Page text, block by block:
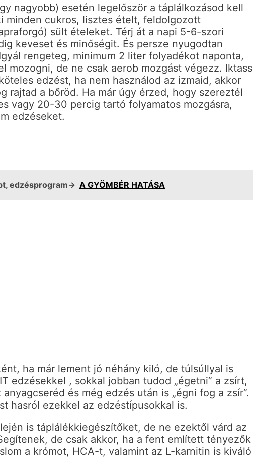
nagyobb) esetén legelőször a táplálkozásod kell
minden cukros, lisztes ételt, feldolgozott
sült ételeket. Térj át a napi 5-6-szori
keveset és minőségit. És persze nyugodtan
rengeteg, minimum 2 liter folyadékot naponta,
mozogni, de ne csak aerob mozgást végezz. Iktass
edzést, ha nem használod az izmaid, akkor
rajtad a bőröd. Ha már úgy érzed, hogy szereztél
vagy 20-30 percig tartó folyamatos mozgásra,
edzéseket.
edzésprogram→ A GYÖMBÉR HATÁSA
ha már lement jó néhány kiló, de túlsúllyal is
edzésekkel , sokkal jobban tudod „égetni” a zsírt,
és még edzés után is „égni fog a zsír”.
hasról ezekkel az edzéstípusokkal is.
is táplálékkiegészítőket, de ne ezektől várd az
de csak akkor, ha a fent említett tényezők
a krómot, HCA-t, valamint az L-karnitin is kiváló